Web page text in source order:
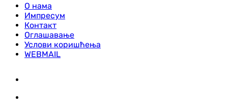
О нама
Импресум
Контакт
Оглашавање
Услови коришћења
WEBMAIL